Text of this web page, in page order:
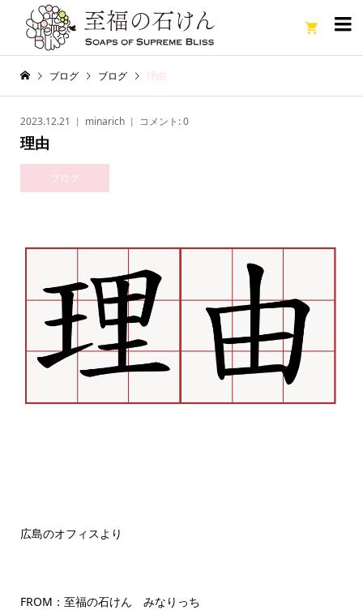

ブログ ブログ 理由
2023.12.21 minarich コメント:0
理由
ブログ
広島のオフィスより
FROM：至福の石けん みなりっち